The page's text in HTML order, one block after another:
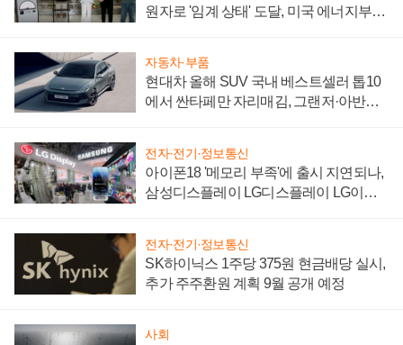
원자로 '임계 상태' 도달, 미국 에너지부
자동차·부품
현대차 올해 SUV 국내 베스트셀러 톱10
에서 싼타페만 자리매김, 그랜저·아반떼
전자·전기·정보통신
아이폰18 '메모리 부족'에 출시 지연되나,
삼성디스플레이 LG디스플레이 LG이노
전자·전기·정보통신
SK하이닉스 1주당 375원 현금배당 실시,
추가 주주환원 계획 9월 공개 예정
사회